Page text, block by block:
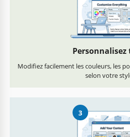
Modifiez facilement les couleurs, les
selon votre
3